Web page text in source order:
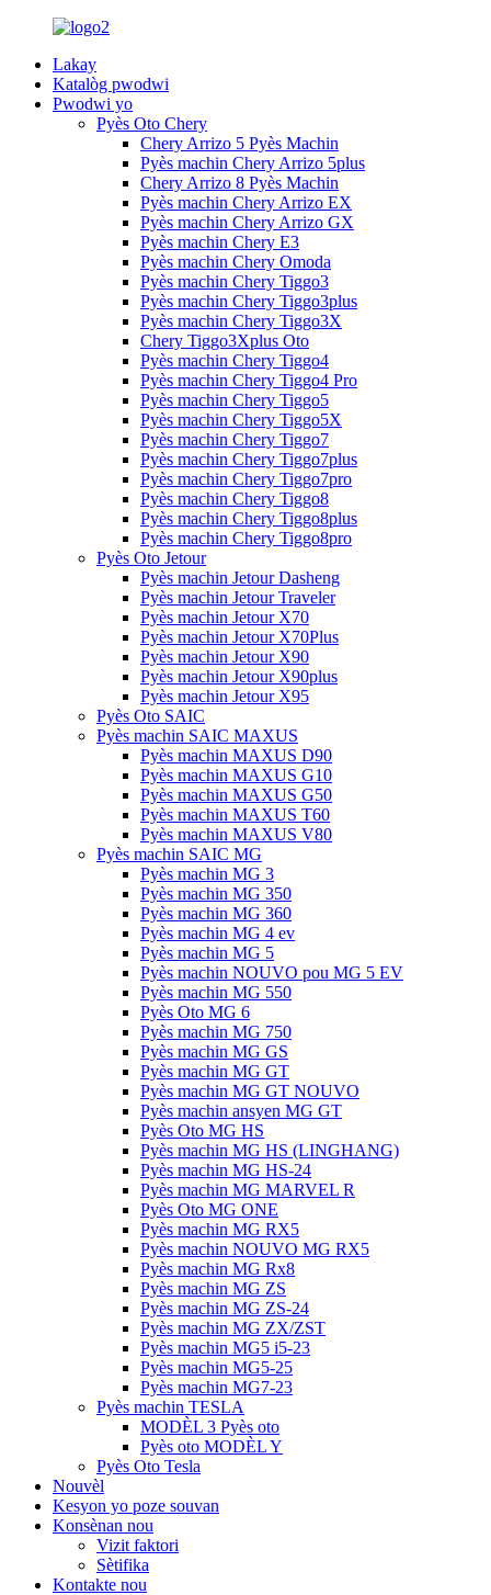
Lakay
Katalòg pwodwi
Pwodwi yo
Pyès Oto Chery
Chery Arrizo 5 Pyès Machin
Pyès machin Chery Arrizo 5plus
Chery Arrizo 8 Pyès Machin
Pyès machin Chery Arrizo EX
Pyès machin Chery Arrizo GX
Pyès machin Chery E3
Pyès machin Chery Omoda
Pyès machin Chery Tiggo3
Pyès machin Chery Tiggo3plus
Pyès machin Chery Tiggo3X
Chery Tiggo3Xplus Oto
Pyès machin Chery Tiggo4
Pyès machin Chery Tiggo4 Pro
Pyès machin Chery Tiggo5
Pyès machin Chery Tiggo5X
Pyès machin Chery Tiggo7
Pyès machin Chery Tiggo7plus
Pyès machin Chery Tiggo7pro
Pyès machin Chery Tiggo8
Pyès machin Chery Tiggo8plus
Pyès machin Chery Tiggo8pro
Pyès Oto Jetour
Pyès machin Jetour Dasheng
Pyès machin Jetour Traveler
Pyès machin Jetour X70
Pyès machin Jetour X70Plus
Pyès machin Jetour X90
Pyès machin Jetour X90plus
Pyès machin Jetour X95
Pyès Oto SAIC
Pyès machin SAIC MAXUS
Pyès machin MAXUS D90
Pyès machin MAXUS G10
Pyès machin MAXUS G50
Pyès machin MAXUS T60
Pyès machin MAXUS V80
Pyès machin SAIC MG
Pyès machin MG 3
Pyès machin MG 350
Pyès machin MG 360
Pyès machin MG 4 ev
Pyès machin MG 5
Pyès machin NOUVO pou MG 5 EV
Pyès machin MG 550
Pyès Oto MG 6
Pyès machin MG 750
Pyès machin MG GS
Pyès machin MG GT
Pyès machin MG GT NOUVO
Pyès machin ansyen MG GT
Pyès Oto MG HS
Pyès machin MG HS (LINGHANG)
Pyès machin MG HS-24
Pyès machin MG MARVEL R
Pyès Oto MG ONE
Pyès machin MG RX5
Pyès machin NOUVO MG RX5
Pyès machin MG Rx8
Pyès machin MG ZS
Pyès machin MG ZS-24
Pyès machin MG ZX/ZST
Pyès machin MG5 i5-23
Pyès machin MG5-25
Pyès machin MG7-23
Pyès machin TESLA
MODÈL 3 Pyès oto
Pyès oto MODÈL Y
Pyès Oto Tesla
Nouvèl
Kesyon yo poze souvan
Konsènan nou
Vizit faktori
Sètifika
Kontakte nou